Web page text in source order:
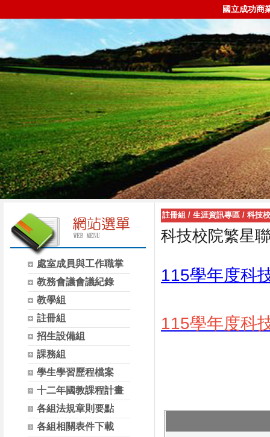
國立成功商
處室成員與工作職掌
教務會議會議紀錄
教學組
註冊組
招生設備組
課務組
學生學習歷程檔案
十二年國教課程計畫
各組法規章則要點
各組相關表件下載
註冊組 / 生涯資訊專區 / 科技
科技校院繁星
115學年度科
115學年度科